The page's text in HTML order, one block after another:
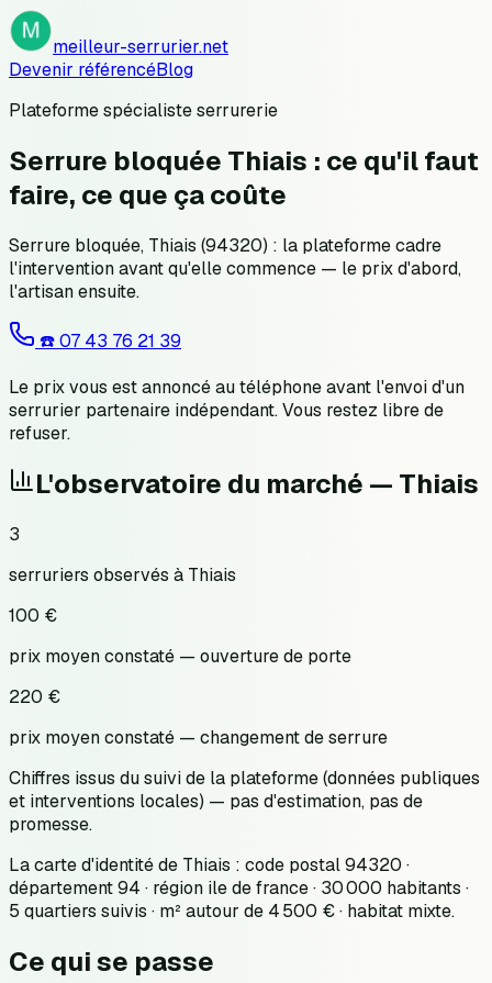
meilleur-serrurier.net
Devenir référencéBlog
Plateforme spécialiste serrurerie
Serrure bloquée Thiais : ce qu'il faut
faire, ce que ça coûte
Serrure bloquée, Thiais (94320) : la plateforme cadre
l'intervention avant qu'elle commence — le prix d'abord,
l'artisan ensuite.
☎️07 43 76 21 39
Le prix vous est annoncé au téléphone avant l'envoi d'un
serrurier partenaire indépendant. Vous restez libre de
refuser.
L'observatoire du marché — Thiais
3
serruriers observés à Thiais
100 €
prix moyen constaté — ouverture de porte
220 €
prix moyen constaté — changement de serrure
Chiffres issus du suivi de la plateforme (données publiques
et interventions locales) — pas d'estimation, pas de
promesse.
La carte d'identité de Thiais : code postal 94320 ·
département 94 · région ile de france · 30 000 habitants ·
5 quartiers suivis · m² autour de 4 500 € · habitat mixte.
Ce qui se passe